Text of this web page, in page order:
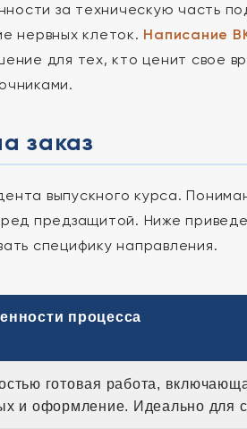
за техническую часть
нервных клеток. Написание
для тех, кто ценит свое
заказ
выпускного курса.
предзащитой. Ниже
специфику направления.
процесса
готовая работа,
и оформление. Идеально для